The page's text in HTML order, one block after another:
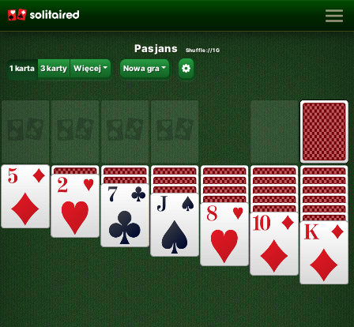
Pasjans Shuffle://1G
1 karta 3 karty Więcej Nowa gra